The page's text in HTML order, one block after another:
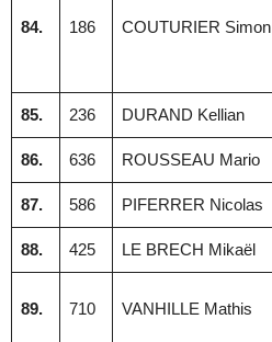
84. 186 COUTURIER Simon
85. 236 DURAND Kellian
86. 636 ROUSSEAU Mario
87. 586 PIFERRER Nicolas
88. 425 LE BRECH Mikaël
89. 710 VANHILLE Mathis